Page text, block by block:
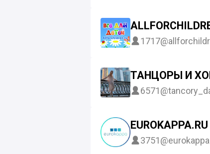
1717
ТАНЦОРЫ И
6571
3751